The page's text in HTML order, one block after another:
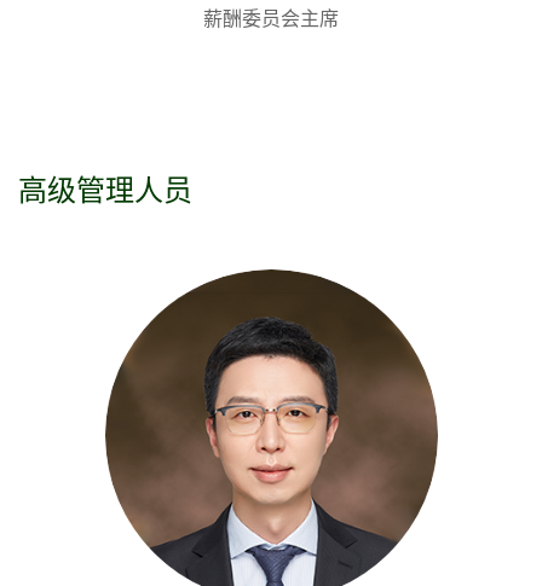
薪酬委员会主席
高级管理人员